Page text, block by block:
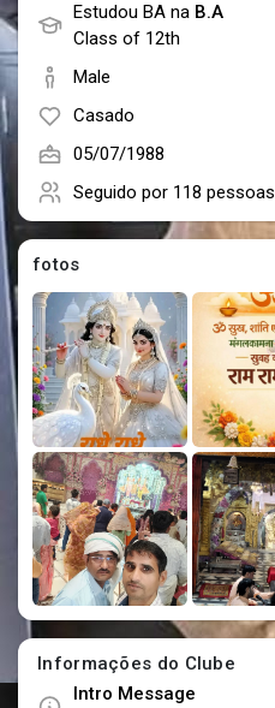
Social Networth OS
Creator Commerce
Launch Startup
Global News
Creator Award
Talkfever App
Estudou BA na B.A
Class of 12th
Male
Casado
05/07/1988
Seguido por 118 pessoas
fotos
Informações do Clube
Intro Message